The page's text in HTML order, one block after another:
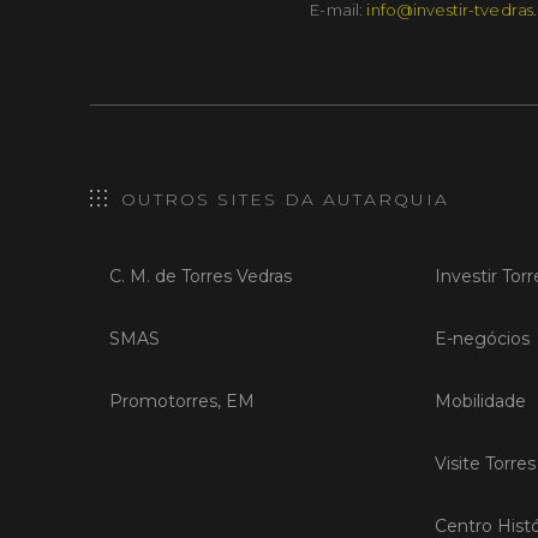
E-mail: info@investir-
OUTROS SITES DA AUTARQUIA
C. M. de Torres Vedras
SMAS
Promotorres, EM
Investir
E-negócios
Mobilidade
Visite
Centro